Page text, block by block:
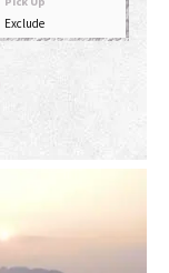
Exclude